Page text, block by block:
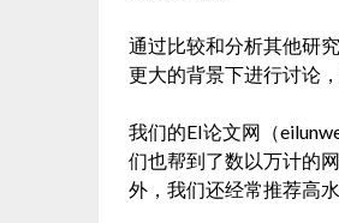
通过比较和分析其他研
更大的背景下进行讨论
我们的EI论文网（
们也帮到了数以万计的
外，我们还经常推荐高